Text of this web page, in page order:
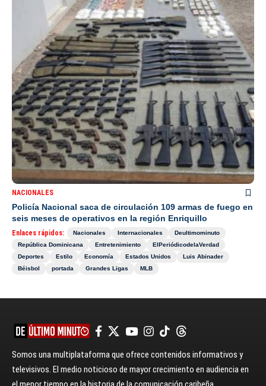
NACIONALES
Policía Nacional saca de circulación 109 armas de fuego en
seis meses de operativos en la región Enriquillo
Enlaces rápidos: Nacionales Internacionales
Deultimominuto
República Dominicana
Entretenimiento
ElPeriódicodelaVerdad
Deportes
Estilo Economía Estados Unidos
Luis Abinader
Béisbol
portada Grandes Ligas MLB
Somos una multiplataforma que ofrece contenidos informativos y
televisivos. El medio noticioso de mayor crecimiento en audiencia en